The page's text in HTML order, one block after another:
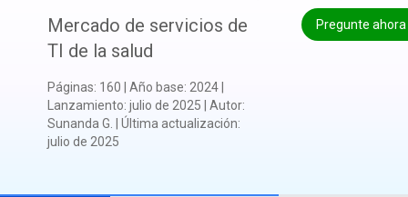
Pregunte ahora
Mercado de servicios de
TI de la salud
Páginas: 160 Año base: 2024
Lanzamiento: julio de 2025 Autor:
Sunanda G.
Última actualización:
julio de 2025